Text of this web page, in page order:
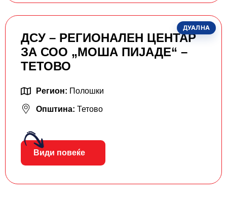
ДУАЛНА
ДСУ – РЕГИОНАЛЕН ЦЕНТАР
ЗА СОО „МОША ПИЈАДЕ“ –
ТЕТОВО
Регион: Полошки
Општина: Тетово
Види повеќе